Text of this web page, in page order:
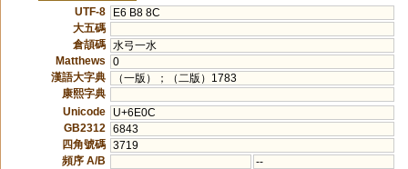
UTF-8
E6 B8 8C
大五碼
倉頡碼 水弓一水
Matthews
0
漢語大字典
（一版）；（二版）1783
康熙字典
Unicode
U+6E0C
GB2312
6843
四角號碼 3719
頻序 A/B
--